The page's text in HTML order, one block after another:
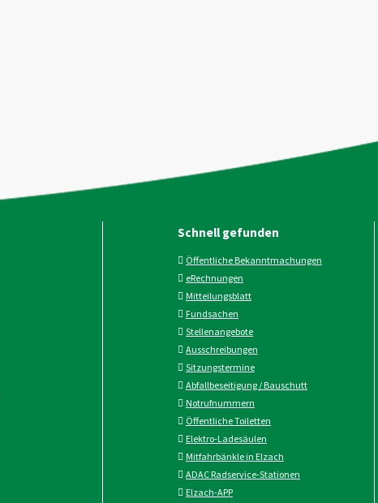
Schnell gefunden
Öffentliche Bekanntmachungen
eRechnungen
Mitteilungsblatt
Fundsachen
Stellenangebote
Ausschreibungen
Sitzungstermine
Abfallbeseitigung / Bauschutt
Notrufnummern
Öffentliche Toiletten
Elektro-Ladesäulen
Mitfahrbänkle in Elzach
ADAC Radservice-Stationen
Elzach-APP